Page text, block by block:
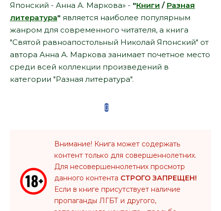
Японский - Анна А. Маркова» - "Книги / Разная
литература" является наиболее популярным
жанром для современного читателя, а книга
"Святой равноапостольный Николай Японский" от
автора Анна А. Маркова занимает почетное место
среди всей коллекции произведений в
категории "Разная литература".
Внимание! Книга может содержать
контент только для совершеннолетних.
Для несовершеннолетних просмотр
данного контента СТРОГО ЗАПРЕЩЕН!
Если в книге присутствует наличие
пропаганды ЛГБТ и другого,